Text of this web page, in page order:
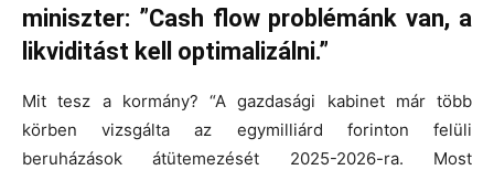
miniszter: ”Cash flow problémánk van, a
likviditást kell optimalizálni.”
Mit tesz a kormány? “A gazdasági kabinet már több
körben vizsgálta az egymilliárd forinton felüli
beruházások átütemezését 2025-2026-ra. Most